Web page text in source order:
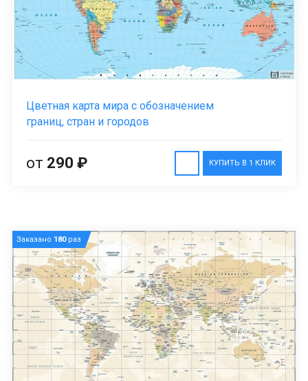
Цветная карта мира с обозначением
границ, стран и городов
КУПИТЬ В 1 КЛИК
от 290 ₽
Заказано 180раз